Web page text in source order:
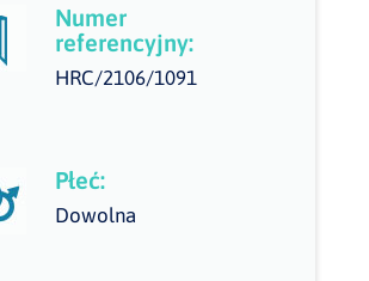
Numer
referencyjny:
HRC/2106/1091
Płeć:
Dowolna